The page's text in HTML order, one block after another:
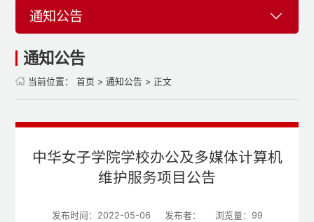
通知公告
通知公告
当前位置： 首页 > 通知公告 > 正文
中华女子学院学校办公及多媒体计算机
维护服务项目公告
发布时间：2022-05-06 发布者： 浏览量： 99